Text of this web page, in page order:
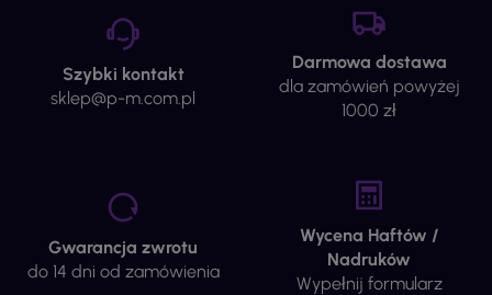
Szybki kontakt
sklep@p-m.com.pl
Darmowa dostawa
dla zamówień powyżej
1000 zł
Gwarancja zwrotu
do 14 dni od zamówienia
Wycena Haftów /
Nadruków
Wypełnij formularz